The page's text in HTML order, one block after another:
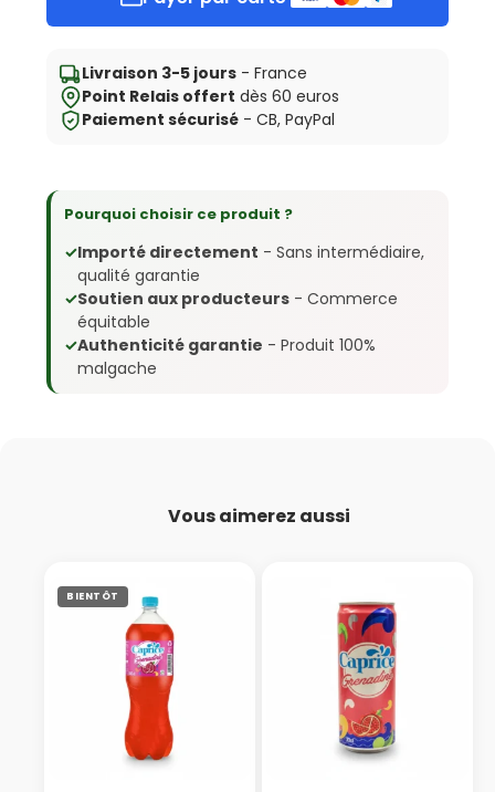
Vanilla
—
Madagascar
Livraison 3-5 jours - France
Point Relais offert dès 60 euros
Paiement sécurisé - CB, PayPal
Pourquoi choisir ce produit ?
✓Importé directement - Sans intermédiaire,
qualité garantie
✓Soutien aux producteurs - Commerce
équitable
✓Authenticité garantie - Produit 100%
malgache
Vous aimerez aussi
BIENTÔT